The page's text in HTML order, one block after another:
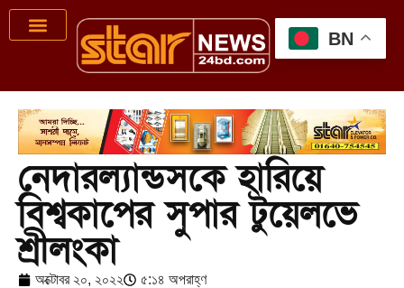
নেদারল্যান্ডসকে হারিয়ে
বিশ্বকাপের সুপার টুয়েলভে
শ্রীলংকা
অক্টোবর ২০, ২০২২ ৫:১৪ অপরাহ্ণ
BN